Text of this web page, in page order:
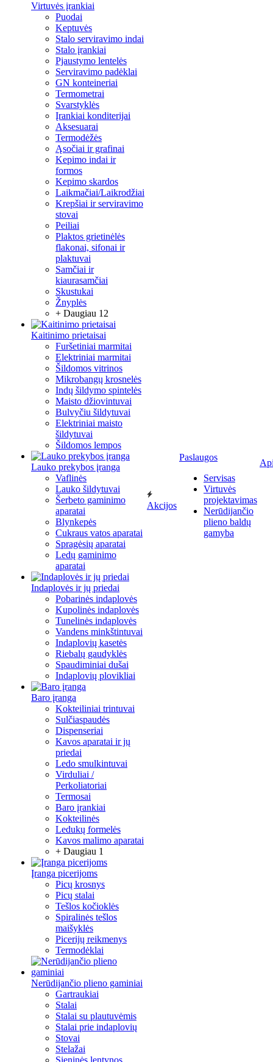
Virtuvės įrankiai
Puodai
Keptuvės
Stalo serviravimo indai
Stalo įrankiai
Pjaustymo lentelės
Serviravimo padėklai
GN konteineriai
Termometrai
Svarstyklės
Įrankiai konditerijai
Aksesuarai
Termodėžės
Ąsočiai ir grafinai
Kepimo indai ir
formos
Kepimo skardos
Laikmačiai/Laikrodžiai
Krepšiai ir serviravimo
stovai
Peiliai
Plaktos grietinėlės
flakonai, sifonai ir
plaktuvai
Samčiai ir
kiaurasamčiai
Skustukai
Žnyplės
+ Daugiau 12
Kaitinimo prietaisai
Furšetiniai marmitai
Elektriniai marmitai
Šildomos vitrinos
Mikrobangų krosnelės
Indų šildymo spintelės
Maisto džiovintuvai
Bulvyčiu šildytuvai
Elektriniai maisto
šildytuvai
Šildomos lempos
Lauko prekybos įranga
Vaflinės
Lauko šildytuvai
Šerbeto gaminimo
aparatai
Blynkepės
Cukraus vatos aparatai
Spragėsių aparatai
Ledų gaminimo
aparatai
Indaplovės ir jų priedai
Pobarinės indaplovės
Kupolinės indaplovės
Tunelinės indaplovės
Vandens minkštintuvai
Indaplovių kasetės
Riebalų gaudyklės
Spaudiminiai dušai
Indaplovių plovikliai
Baro įranga
Kokteiliniai trintuvai
Sulčiaspaudės
Dispenseriai
Kavos aparatai ir jų
priedai
Ledo smulkintuvai
Virduliai /
Perkoliatoriai
Termosai
Baro įrankiai
Kokteilinės
Ledukų formelės
Kavos malimo aparatai
+ Daugiau 1
Įranga picerijoms
Picų krosnys
Picų stalai
Tešlos kočioklės
Spiralinės tešlos
maišyklės
Picerijų reikmenys
Termodėklai
Nerūdijančio plieno gaminiai
Gartraukiai
Stalai
Stalai su plautuvėmis
Stalai prie indaplovių
Stovai
Stelažai
Sieninės lentynos
Akcijos
Paslaugos
Servisas
Virtuvės
projektavimas
Nerūdijančio
plieno baldų
gamyba